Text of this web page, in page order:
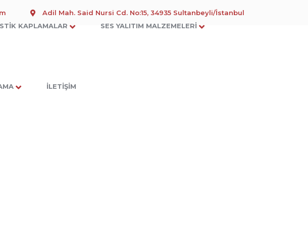
Adil Mah. Said Nursi Cd. No:15, 34935 Sultanbeyli/İstanbul
KAPLAMALAR SES YALITIM MALZEMELERI
İLETIŞIM